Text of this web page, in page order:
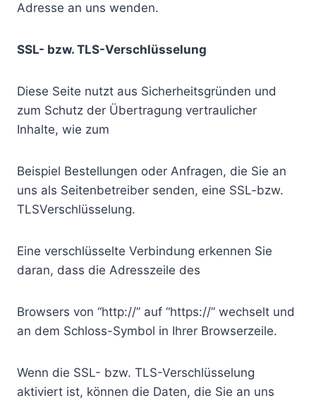
Adresse an uns wenden.
SSL- bzw. TLS-Verschlüsselung
Diese Seite nutzt aus Sicherheitsgründen und
zum Schutz der Übertragung vertraulicher
Inhalte, wie zum
Beispiel Bestellungen oder Anfragen, die Sie an
uns als Seitenbetreiber senden, eine SSL-bzw.
TLSVerschlüsselung.
Eine verschlüsselte Verbindung erkennen Sie
daran, dass die Adresszeile des
Browsers von “http://” auf “https://” wechselt und
an dem Schloss-Symbol in Ihrer Browserzeile.
Wenn die SSL- bzw. TLS-Verschlüsselung
aktiviert ist, können die Daten, die Sie an uns